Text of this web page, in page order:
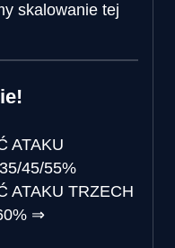
skalowanie tej
ATAKU
45/55%
ATAKU TRZECH
⇒